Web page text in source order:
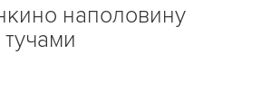
наполовину